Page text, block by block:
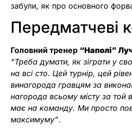
забули, як про основного
Передматчеві
Головний тренер “Наполі”
“Треба думати, як зіграти у
на всі сто. Цей турнір, цей
винагорода гравцям за
нагорода всьому місту за той
має на команду. Ми просто
максимуму”.